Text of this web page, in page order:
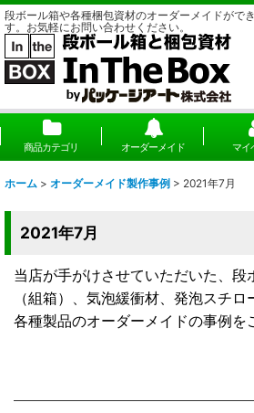
段ボール箱や各種梱包資材のオーダーメイドがで
す。お気軽にお問い合わせください。
商品カテゴリ オーダーメイド マイ
ホーム > オーダーメイド製作事例 > 2021年7月
2021年7月
当店が手がけさせていただいた、段
（組箱）、気泡緩衝材、発泡スチロ
各種製品のオーダーメイドの事例を